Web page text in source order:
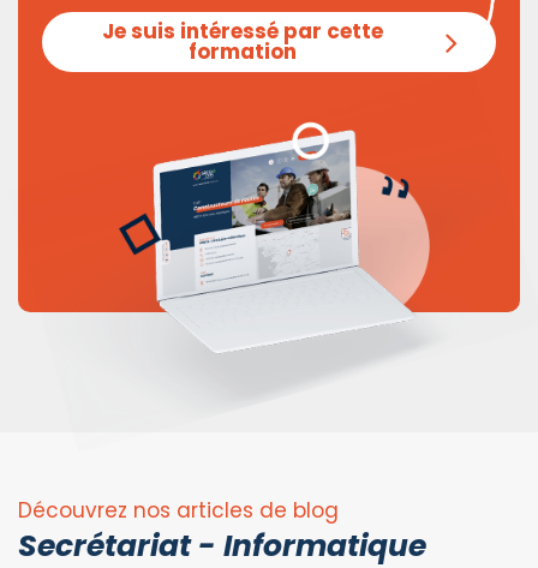
Je suis intéressé par cette
formation
Découvrez nos articles de blog
Secrétariat - Informatique